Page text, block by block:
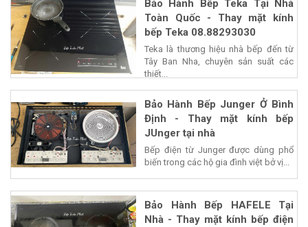
Bảo Hành Bếp Teka Tại Nhà
Toàn Quốc - Thay mặt kính
bếp Teka 08.88293030
Teka là thương hiệu nhà bếp đến từ
Tây Ban Nha, chuyên sản suất các
thiết...
Bảo Hành Bếp Junger Ở Bình
Định - Thay mặt kính bếp
JUnger tại nhà
Bếp điện từ Junger được dùng phổ
biến trong các hộ gia đình việt bở vị...
Bảo Hành Bếp HAFELE Tại
Nhà - Thay mặt kính bếp điện